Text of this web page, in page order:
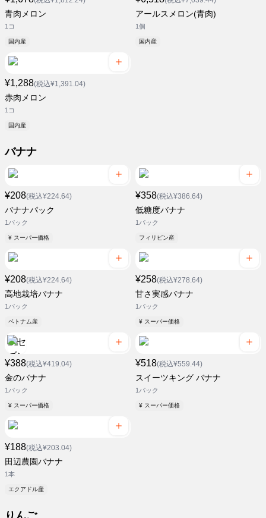
青肉メロン
1コ
国内産
アールスメロン(青肉)
1個
国内産
¥1,288(税込¥1,391.04)
赤肉メロン
1コ
国内産
バナナ
¥208(税込¥224.64)
バナナパック
1パック
¥ スーパー価格
¥358(税込¥386.64)
低糖度バナナ
1パック
フィリピン産
¥208(税込¥224.64)
高地栽培バナナ
1パック
ベトナム産
¥258(税込¥278.64)
甘さ実感バナナ
1パック
¥ スーパー価格
¥388(税込¥419.04)
金のバナナ
1パック
¥ スーパー価格
¥518(税込¥559.44)
スイーツキング バナナ
1パック
¥ スーパー価格
¥188(税込¥203.04)
田辺農園バナナ
1本
エクアドル産